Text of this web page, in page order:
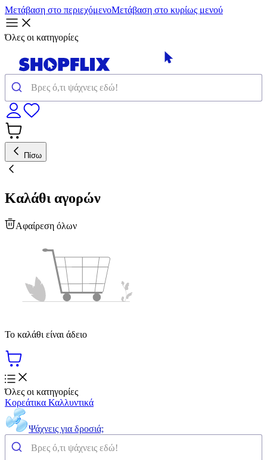
Μετάβαση στο περιεχόμενοΜετάβαση στο κυρίως μενού
Όλες οι κατηγορίες
Πίσω
Καλάθι αγορών
Αφαίρεση όλων
Το καλάθι είναι άδειο
Όλες οι κατηγορίες
Κορεάτικα Καλλυντικά
Ψάχνεις για δροσιά;